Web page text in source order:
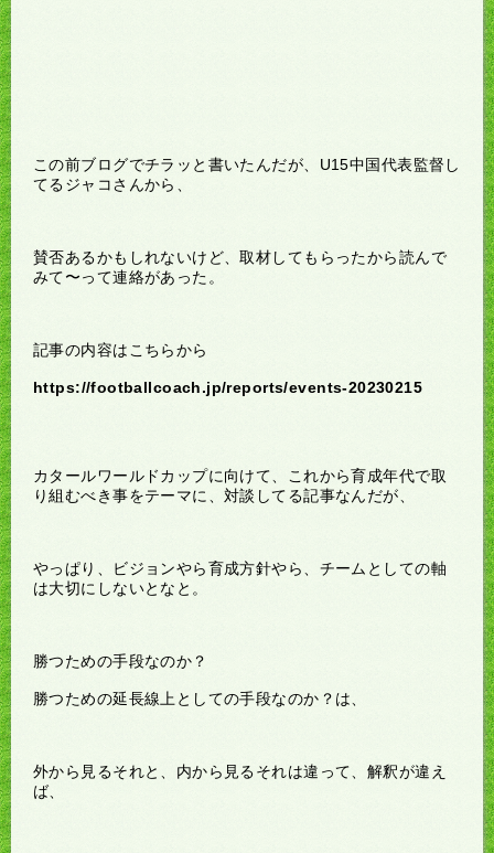
この前ブログでチラッと書いたんだが、U15中国代表監督し
てるジャコさんから、
賛否あるかもしれないけど、取材してもらったから読んで
みて〜って連絡があった。
記事の内容はこちらから
https://footballcoach.jp/reports/events-20230215
カタールワールドカップに向けて、これから育成年代で取
り組むべき事をテーマに、対談してる記事なんだが、
やっぱり、ビジョンやら育成方針やら、チームとしての軸
は大切にしないとなと。
勝つための手段なのか？
勝つための延長線上としての手段なのか？は、
外から見るそれと、内から見るそれは違って、解釈が違え
ば、